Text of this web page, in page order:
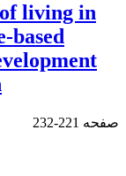
living in
based
صفحه 221-232